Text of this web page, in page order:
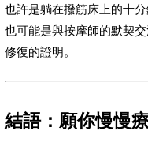
也許是躺在撥筋床上的十
也可能是與按摩師的默契
修復的證明。
結語：願你慢慢